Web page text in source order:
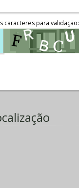
caracteres para validação: